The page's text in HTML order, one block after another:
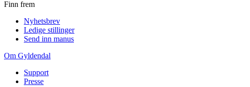
Finn frem
Nyhetsbrev
Ledige stillinger
Send inn manus
Om Gyldendal
Support
Presse